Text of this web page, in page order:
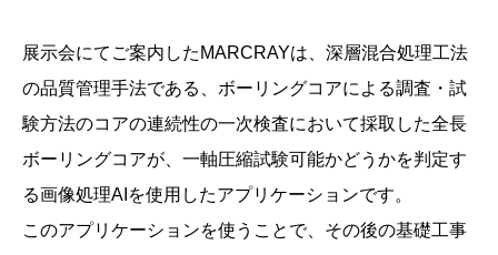
展示会にてご案内したMARCRAYは、深層混合処理工法
の品質管理手法である、ボーリングコアによる調査・試
験方法のコアの連続性の一次検査において採取した全長
ボーリングコアが、一軸圧縮試験可能かどうかを判定す
る画像処理AIを使用したアプリケーションです。
このアプリケーションを使うことで、その後の基礎工事